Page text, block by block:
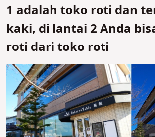
1 adalah toko roti dan
kaki, di lantai 2 Anda
roti dari toko roti